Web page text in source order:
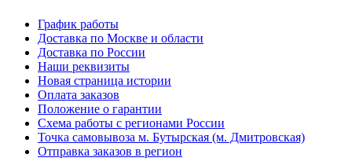
График работы
Доставка по Москве и области
Доставка по России
Наши реквизиты
Новая страница истории
Оплата заказов
Положение о гарантии
Схема работы с регионами России
Точка самовывоза м. Бутырская (м. Дмитровская)
Отправка заказов в регион